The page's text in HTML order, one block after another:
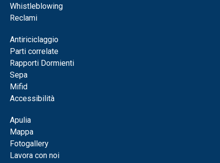
Whistleblowing
Reclami
Antiriciclaggio
Parti correlate
Rapporti Dormienti
Sepa
Mifid
Accessibilità
Apulia
Mappa
Fotogallery
Lavora con noi